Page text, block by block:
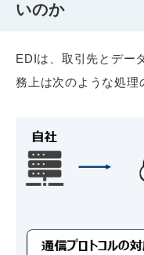
いのか
EDIは、取引先とデー
務上は次のような処理